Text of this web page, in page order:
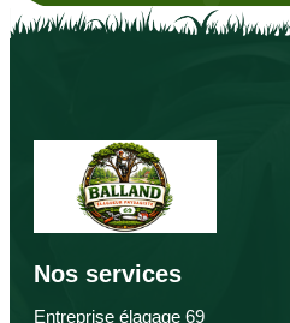
Nos services
Entreprise élagage 69